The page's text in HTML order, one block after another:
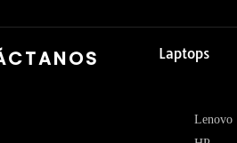
Laptops
Lenovo